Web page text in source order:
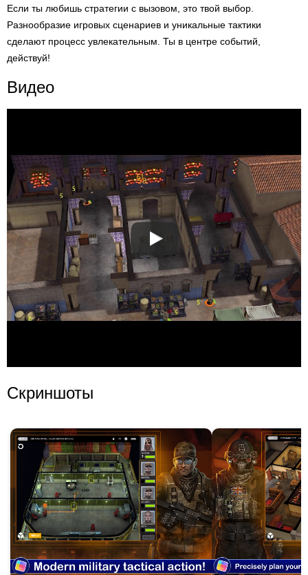
Если ты любишь стратегии с вызовом, это твой выбор.
Разнообразие игровых сценариев и уникальные тактики
сделают процесс увлекательным. Ты в центре событий,
действуй!
Видео
Скриншоты